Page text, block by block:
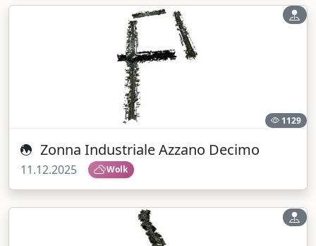
1129
Zonna Industriale Azzano Decimo
11.12.2025 Wolk